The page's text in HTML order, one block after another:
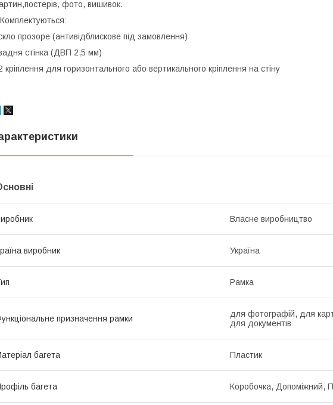
фото, вишивок.
Комплектуються:
прозоре (антивідблискове під замовлення)
стінка (ДВП 2,5 мм)
кріплення для горизонтального або вертикального кріплення на стіну
Власне виробництво
виробник Україна
Рамка
призначення рамки
для фотографій, для
для документів
багета Пластик
багета Коробочка, Допоміжний,